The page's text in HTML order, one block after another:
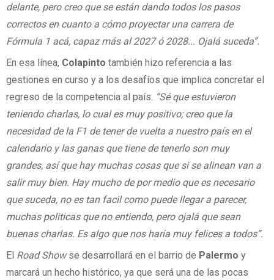
delante, pero creo que se están dando todos los pasos
correctos en cuanto a cómo proyectar una carrera de
Fórmula 1 acá, capaz más al 2027 ó 2028... Ojalá suceda”.
En esa línea, Colapinto también hizo referencia a las
gestiones en curso y a los desafíos que implica concretar el
regreso de la competencia al país. “Sé que estuvieron
teniendo charlas, lo cual es muy positivo; creo que la
necesidad de la F1 de tener de vuelta a nuestro país en el
calendario y las ganas que tiene de tenerlo son muy
grandes, así que hay muchas cosas que si se alinean van a
salir muy bien. Hay mucho de por medio que es necesario
que suceda, no es tan facil como puede llegar a parecer,
muchas politicas que no entiendo, pero ojalá que sean
buenas charlas. Es algo que nos haría muy felices a todos”.
El Road Showse desarrollará en el barrio de Palermo y
marcará un hecho histórico, ya que será una de las pocas